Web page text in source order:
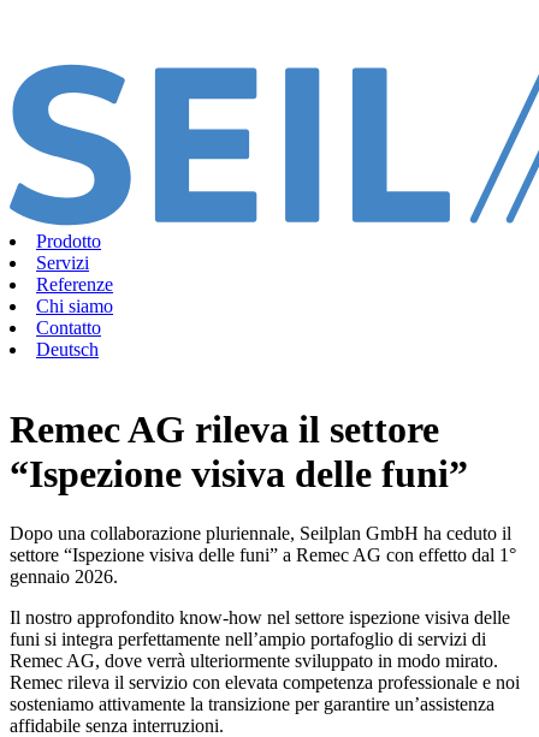
Prodotto
Servizi
Referenze
Chi siamo
Contatto
Deutsch
Remec AG rileva il settore
“Ispezione visiva delle funi”
Dopo una collaborazione pluriennale, Seilplan GmbH ha ceduto il
settore “Ispezione visiva delle funi” a Remec AG con effetto dal 1°
gennaio 2026.
Il nostro approfondito know-how nel settore ispezione visiva delle
funi si integra perfettamente nell’ampio portafoglio di servizi di
Remec AG, dove verrà ulteriormente sviluppato in modo mirato.
Remec rileva il servizio con elevata competenza professionale e noi
sosteniamo attivamente la transizione per garantire un’assistenza
affidabile senza interruzioni.